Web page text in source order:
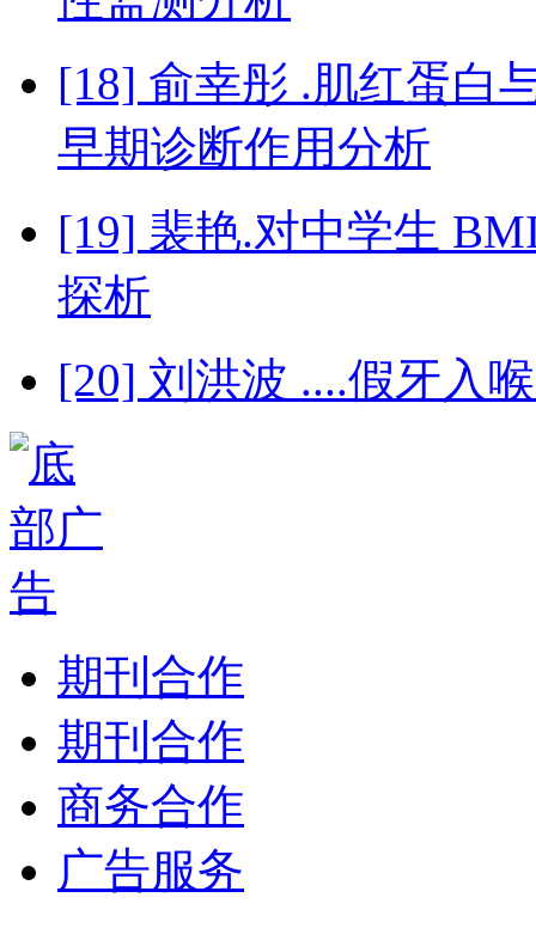
[18] 俞幸彤 .肌红蛋白
早期诊断作用分析
[19] 裴艳.对中学生
探析
[20] 刘洪波 ....假牙入
期刊合作
期刊合作
商务合作
广告服务